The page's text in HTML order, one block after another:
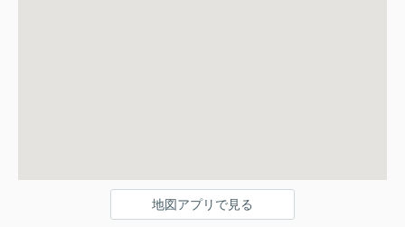
地図アプリで見る